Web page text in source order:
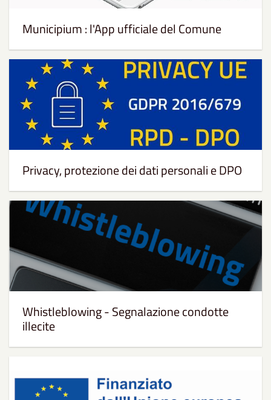
Municipium : l'App ufficiale del Comune
Privacy, protezione dei dati personali e DPO
Whistleblowing - Segnalazione condotte
illecite